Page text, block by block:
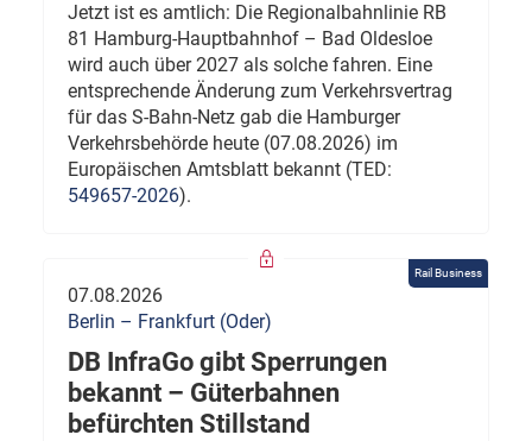
Jetzt ist es amtlich: Die Regionalbahnlinie RB
81 Hamburg-Hauptbahnhof – Bad Oldesloe
wird auch über 2027 als solche fahren. Eine
entsprechende Änderung zum Verkehrsvertrag
für das S-Bahn-Netz gab die Hamburger
Verkehrsbehörde heute (07.08.2026) im
Europäischen Amtsblatt bekannt (TED:
549657-2026).
Rail Business
07.08.2026
Berlin – Frankfurt (Oder)
DB InfraGo gibt Sperrungen
bekannt – Güterbahnen
befürchten Stillstand